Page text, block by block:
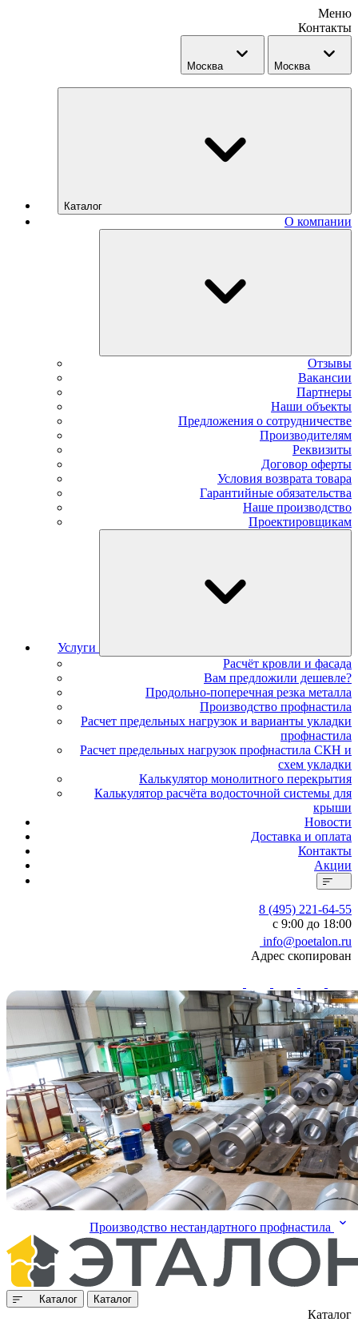
Меню
Контакты
Москва Москва
Каталог
О компании
Отзывы
Вакансии
Партнеры
Наши объекты
Предложения о сотрудничестве
Производителям
Реквизиты
Договор оферты
Условия возврата товара
Гарантийные обязательства
Наше производство
Проектировщикам
Услуги
Расчёт кровли и фасада
Вам предложили дешевле?
Продольно-поперечная резка металла
Производство профнастила
Расчет предельных нагрузок и варианты укладки
профнастила
Расчет предельных нагрузок профнастила СКН и
схем укладки
Калькулятор монолитного перекрытия
Калькулятор расчёта водосточной системы для
крыши
Новости
Доставка и оплата
Контакты
Акции
8 (495) 221-64-55
с 9:00 до 18:00
info@poetalon.ru
Адрес скопирован
Производство нестандартного профнастила
Каталог Каталог
Каталог